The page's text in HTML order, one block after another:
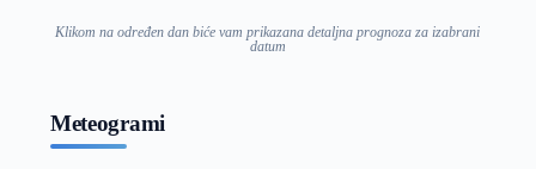
Klikom na određen dan biće vam prikazana detaljna prognoza za izabrani
datum
Meteogrami